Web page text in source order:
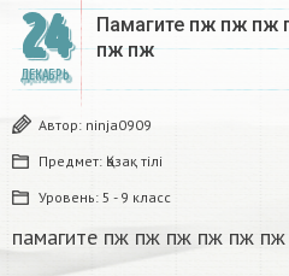
24
ДЕКАБРЬ
Памагите пж пж
пж пж​
Автор: ninja0909
Предмет: Қазақ тiлi
Уровень: 5 - 9 класс
памагите пж пж пж пж пж